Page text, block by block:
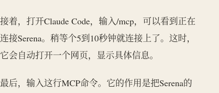
接着，打开Claude Code，输入/mcp，可以看到正在
连接Serena。稍等个5到10秒钟就连接上了。这时，
它会自动打开一个网页，显示具体信息。
最后，输入这行MCP命令。它的作用是把Serena的